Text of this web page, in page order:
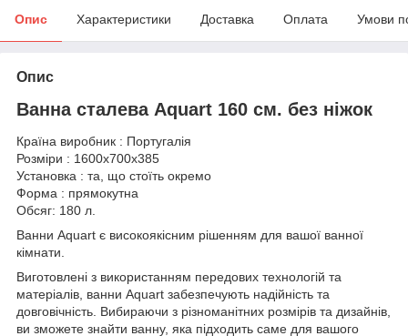
Опис Характеристики Доставка Оплата Умови
Опис
Ванна сталева Aquart 160 см. без ніжок
Країна виробник : Португалія
Розміри : 1600х700х385
Установка : та, що стоїть окремо
Форма : прямокутна
Обсяг: 180 л.
Ванни Aquart є високоякісним рішенням для вашої ванної
кімнати.
Виготовлені з використанням передових технологій та
матеріалів, ванни Aquart забезпечують надійність та
довговічність. Вибираючи з різноманітних розмірів та дизайнів,
ви зможете знайти ванну, яка підходить саме для вашого